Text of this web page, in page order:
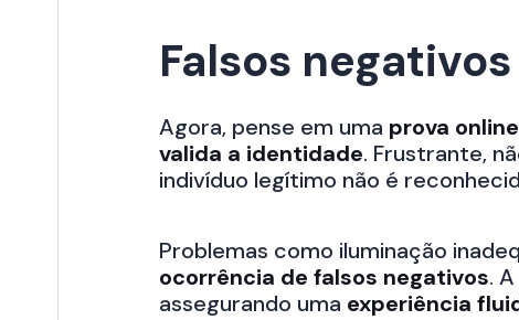
Falsos
Agora, pense em uma prova online
valida a identidade. Frustrante,
indivíduo legítimo não é
Problemas como iluminação
ocorrência de falsos negativos.
assegurando uma experiência